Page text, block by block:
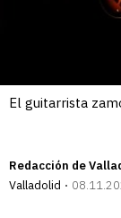
El guitarrista
Redacción de
Valladolid